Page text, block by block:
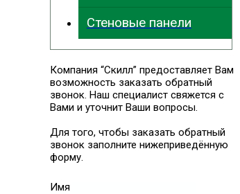
Стеновые панели
Компания “Скилл” предоставляет Вам
возможность заказать обратный
звонок. Наш специалист свяжется с
Вами и уточнит Ваши вопросы.
Для того, чтобы заказать обратный
звонок заполните нижеприведённую
форму.
Имя